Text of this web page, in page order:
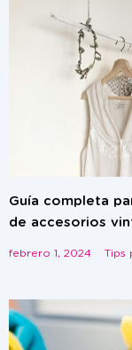
Guía completa
de accesorios
febrero 1, 2024 Tips